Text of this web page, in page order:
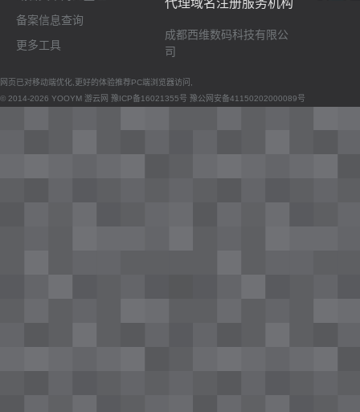
备案信息查询
更多工具
成都西维数码科技有限公
司
网页已对移动端优化,更好的体验推荐PC端浏览器访问,
© 2014-2026 YOOYM 游云网 豫ICP备16021355号 豫公网安备41150202000089号